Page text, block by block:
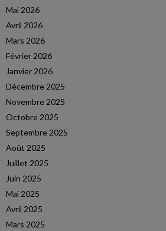
Mai 2026
Avril 2026
Mars 2026
Février 2026
Janvier 2026
Décembre 2025
Novembre 2025
Octobre 2025
Septembre 2025
Août 2025
Juillet 2025
Juin 2025
Mai 2025
Avril 2025
Mars 2025